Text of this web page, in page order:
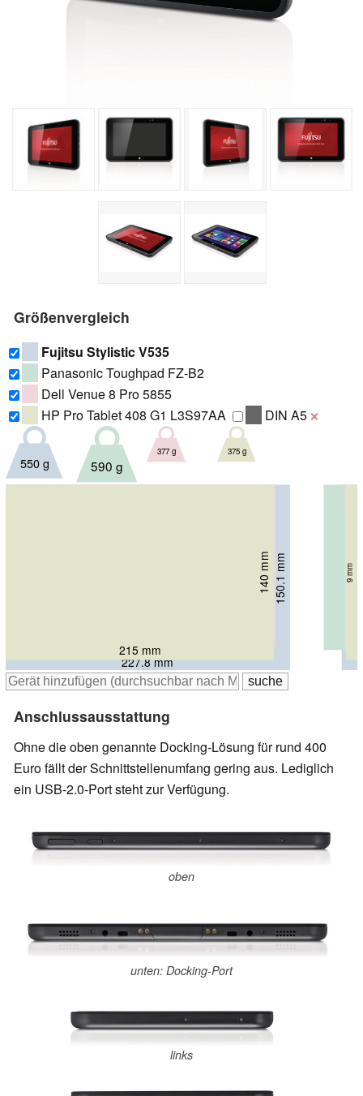
Größenvergleich
Fujitsu Stylistic V535
Panasonic Toughpad FZ-B2
Dell Venue 8 Pro 5855
HP Pro Tablet 408 G1 L3S97AA
DIN A5 ❌
227.8 mm
150.1 mm 12.5 mm
550 g
27 mm
590 g
130 mm 10 mm
377 g
215 mm
140 mm 9 mm
375 g
Anschlussausstattung
Ohne die oben genannte Docking-Lösung für rund 400
Euro fällt der Schnittstellenumfang gering aus. Lediglich
ein USB-2.0-Port steht zur Verfügung.
oben
unten: Docking-Port
links